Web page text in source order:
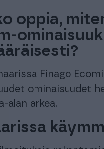
oppia,
Finago
ominaisuudet
alan arkea.